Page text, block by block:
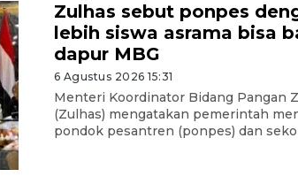
Zulhas sebut ponpes
lebih siswa asrama bisa
dapur MBG
6 Agustus 2026 15:31
Menteri Koordinator Bidang Pangan
(Zulhas) mengatakan pemerintah
pondok pesantren (ponpes) dan